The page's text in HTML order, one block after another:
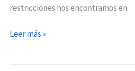
restricciones nos encontramos en
Leer más »